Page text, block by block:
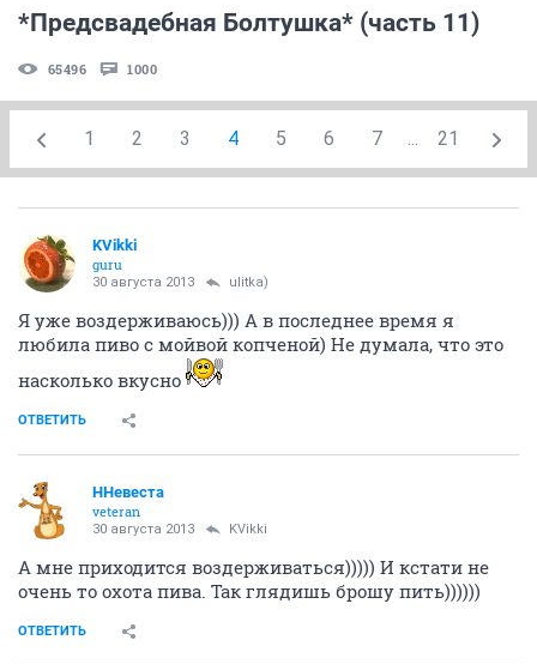
*Предсвадебная Болтушка* (часть 11)
65496 1000
1 2 3 4 5 6 7 ... 21
KVikki
guru
30 августа 2013 ulitka)
Я уже воздерживаюсь))) А в последнее время я
любила пиво с мойвой копченой) Не думала, что это
насколько вкусно
ОТВЕТИТЬ
ННевеста
veteran
30 августа 2013 KVikki
А мне приходится воздерживаться))))) И кстати не
очень то охота пива. Так глядишь брошу пить))))))
ОТВЕТИТЬ